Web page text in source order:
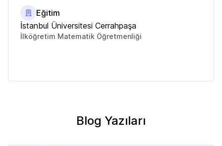
Eğitim
İstanbul Üniversitesi Cerrahpaşa
İlköğretim Matematik Öğretmenliği
Blog Yazıları